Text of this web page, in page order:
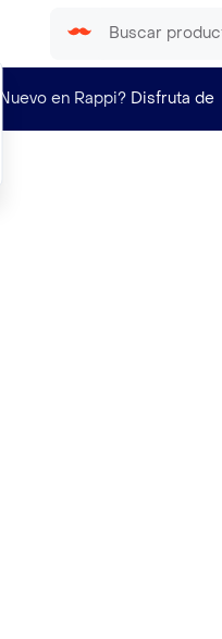
¿Nuevo en Rappi? Disfruta de